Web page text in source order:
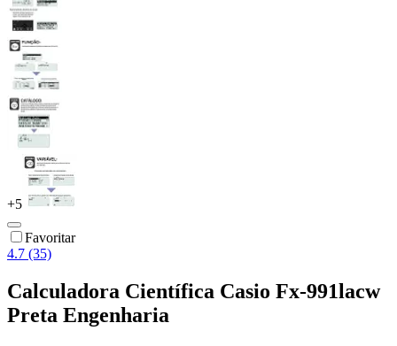
+5
Favoritar
4.7 (35)
Calculadora Científica Casio Fx-991lacw
Preta Engenharia